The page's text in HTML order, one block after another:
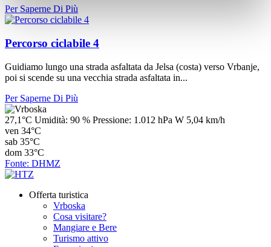
Per Saperne Di Più
Percorso ciclabile 4
Guidiamo lungo una strada asfaltata da Jelsa (costa) verso Vrbanje,
poi si scende su una vecchia strada asfaltata in...
Per Saperne Di Più
27,1°C Umidità: 90 % Pressione: 1.012 hPa W 5,04 km/h
ven 34°C
sab 35°C
dom 33°C
Fonte: DHMZ
Offerta turistica
Vrboska
Cosa visitare?
Mangiare e Bere
Turismo attivo